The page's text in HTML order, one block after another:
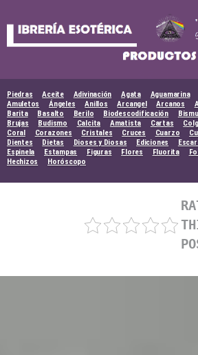
Piedras Aceite Adivinación Agata Aguamarina
Amuletos
Ángeles Anillos Arcangel Arcanos
Barita
Basalto Berilo Biodescodificación
Brujas
Budismo Calcita Amatista Cartas
Coral
Corazones Cristales Cruces Cuarzo
Dientes
Dietas Dioses y Diosas Ediciones
Espinela
Estampas Figuras Flores Fluorita
Hechizos
Horóscopo